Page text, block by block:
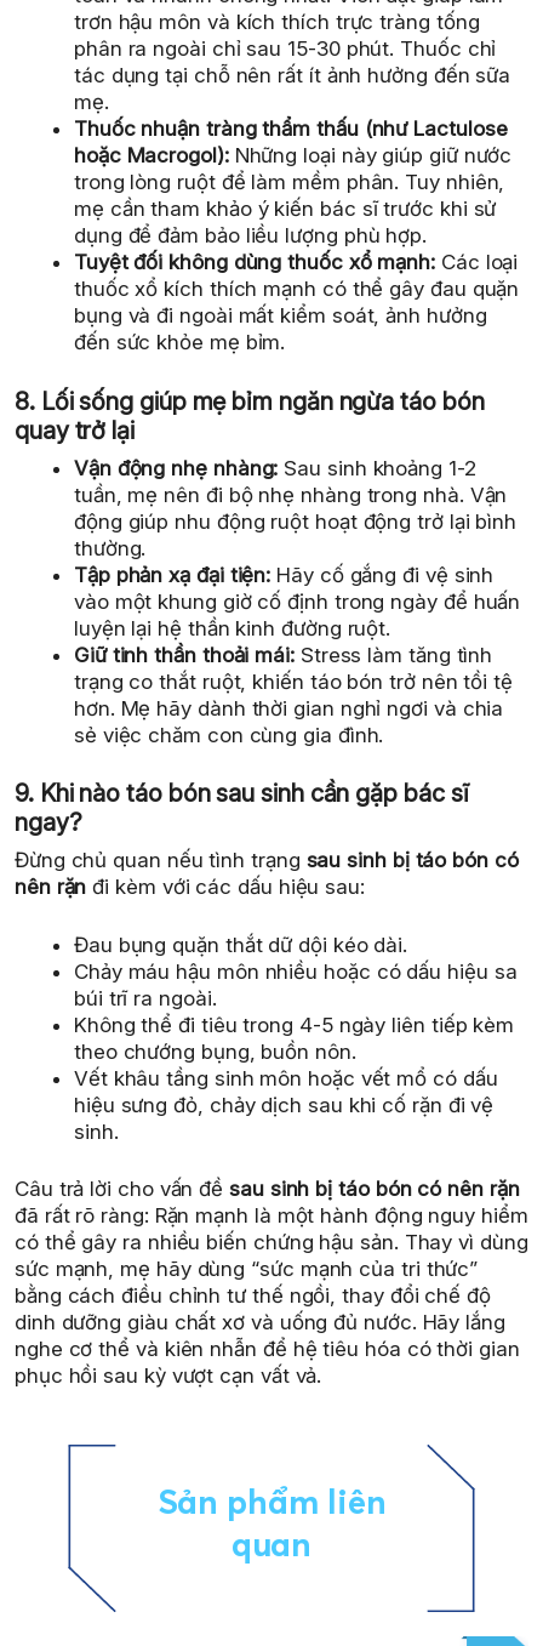
trơn hậu môn và kích thích trực tràng tống
phân ra ngoài chỉ sau 15-30 phút. Thuốc chỉ
tác dụng tại chỗ nên rất ít ảnh hưởng đến sữa
mẹ.
Thuốc nhuận tràng thẩm thấu (như Lactulose
hoặc Macrogol):Những loại này giúp giữ nước
trong lòng ruột để làm mềm phân. Tuy nhiên,
mẹ cần tham khảo ý kiến bác sĩ trước khi sử
dụng để đảm bảo liều lượng phù hợp.
Tuyệt đối không dùng thuốc xổ mạnh: Các loại
thuốc xổ kích thích mạnh có thể gây đau quặn
bụng và đi ngoài mất kiểm soát, ảnh hưởng
đến sức khỏe mẹ bỉm.
8. Lối sống giúp mẹ bỉm ngăn ngừa táo bón
quay trở lại
Vận động nhẹ nhàng: Sau sinh khoảng 1-2
tuần, mẹ nên đi bộ nhẹ nhàng trong nhà. Vận
động giúp nhu động ruột hoạt động trở lại bình
thường.
Tập phản xạ đại tiện: Hãy cố gắng đi vệ sinh
vào một khung giờ cố định trong ngày để huấn
luyện lại hệ thần kinh đường ruột.
Giữ tinh thần thoải mái:Stress làm tăng tình
trạng co thắt ruột, khiến táo bón trở nên tồi tệ
hơn. Mẹ hãy dành thời gian nghỉ ngơi và chia
sẻ việc chăm con cùng gia đình.
9. Khi nào táo bón sau sinh cần gặp bác sĩ
ngay?
Đừng chủ quan nếu tình trạng sau sinh bị táo bón có
nên rặn đi kèm với các dấu hiệu sau:
Đau bụng quặn thắt dữ dội kéo dài.
Chảy máu hậu môn nhiều hoặc có dấu hiệu sa
búi trĩ ra ngoài.
Không thể đi tiêu trong 4-5 ngày liên tiếp kèm
theo chướng bụng, buồn nôn.
Vết khâu tầng sinh môn hoặc vết mổ có dấu
hiệu sưng đỏ, chảy dịch sau khi cố rặn đi vệ
sinh.
Câu trả lời cho vấn đềsau sinh bị táo bón có nên rặn
đã rất rõ ràng: Rặn mạnh là một hành động nguy hiểm
có thể gây ra nhiều biến chứng hậu sản. Thay vì dùng
sức mạnh, mẹ hãy dùng “sức mạnh của tri thức”
bằng cách điều chỉnh tư thế ngồi, thay đổi chế độ
dinh dưỡng giàu chất xơ và uống đủ nước. Hãy lắng
nghe cơ thể và kiên nhẫn để hệ tiêu hóa có thời gian
phục hồi sau kỳ vượt cạn vất vả.
Sản phẩm liên
quan